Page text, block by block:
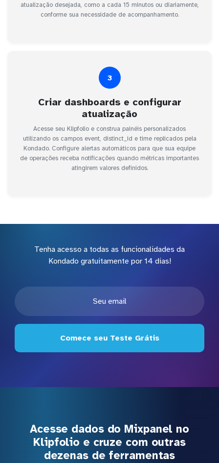
atualização desejada, como a cada 15 minutos ou diariamente,
conforme sua necessidade de acompanhamento.
3
Criar dashboards e configurar
atualização
Acesse seu Klipfolio e construa painéis personalizados
utilizando os campos event, distinct_id e time replicados pela
Kondado. Configure alertas automáticos para que sua equipe
de operações receba notificações quando métricas importantes
atingirem valores definidos.
Tenha acesso a todas as funcionalidades da
Kondado gratuitamente por 14 dias!
Comece seu Teste Grátis
Acesse dados do Mixpanel no
Klipfolio e cruze com outras
dezenas de ferramentas